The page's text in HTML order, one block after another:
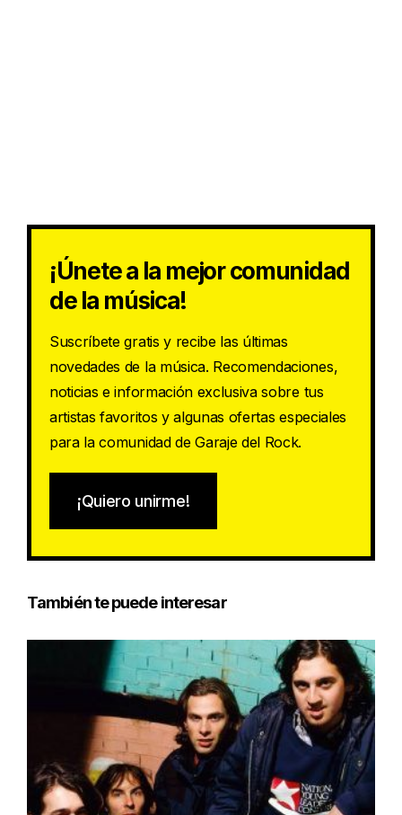
¡Únete a la mejor comunidad
de la música!
Suscríbete gratis y recibe las últimas
novedades de la música. Recomendaciones,
noticias e información exclusiva sobre tus
artistas favoritos y algunas ofertas especiales
para la comunidad de Garaje del Rock.
¡Quiero unirme!
También te puede interesar